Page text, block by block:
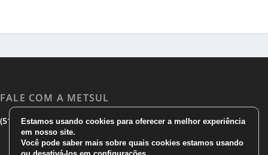
FALE COM A METSUL
(51) 3533 1983|(51)3785 7752|comercial@metsul.com
Estamos usando cookies para oferecer a melhor experiência
em nosso site.
Você pode saber mais sobre quais cookies estamos usando